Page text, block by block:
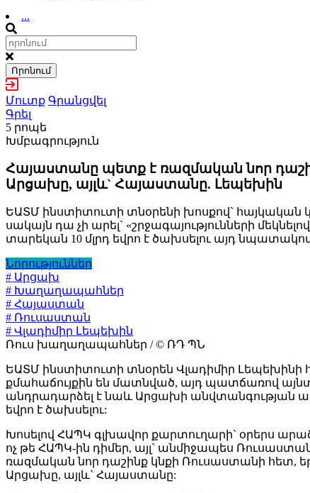
...
Որոնում
Մուտք Գրանցվել
Գրել
5 րոպե
Խմբագրություն
Հայաստանը պետք է ռազմական նոր
Արցախը, այլև` Հայաստանը. Լեպեխին
ԵԱՏՄ ինստիտուտի տնօրենի խոսքով` հայկական
սակայն դա չի արել` «շրջագայությունների
տարեկան 10 մլրդ եվրո է ծախսելու այդ
Նորություններ
# Արցախ
# Խաղաղապահներ
# Հայաստան
# Ռուսաստան
# Վլադիմիր Լեպեխին
Ռուս խաղաղապահներ / © ՌԴ ՊՆ
ԵԱՏՄ ինստիտուտի տնօրեն Վլադիմիր
քմահաճույքին են մատնված, այդ պատճառով
անդրադարձել է նաև Արցախի անվտանգության
եվրո է ծախսելու:
Խոսելով ՀԱՊԿ գլխավոր քարտուղարի` օրերս
ոչ թե ՀԱՊԿ-ին դիմեր, այլ` անմիջապես
ռազմական նոր դաշինք կնքի Ռուսաստանի հետ,
Արցախը, այլև` Հայաստանը: